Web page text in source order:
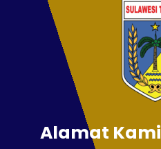
Alamat Kami